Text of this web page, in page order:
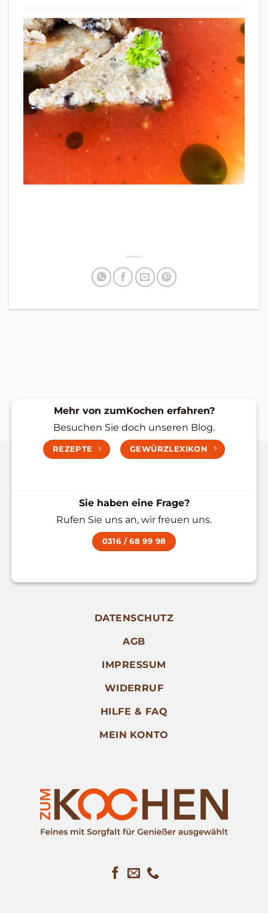
Mehr von zumKochen erfahren?
Besuchen Sie doch unseren Blog.
REZEPTE GEWÜRZLEXIKON
Sie haben eine Frage?
Rufen Sie uns an, wir freuen uns.
0316 / 68 99 98
DATENSCHUTZ
AGB
IMPRESSUM
WIDERRUF
HILFE & FAQ
MEIN KONTO